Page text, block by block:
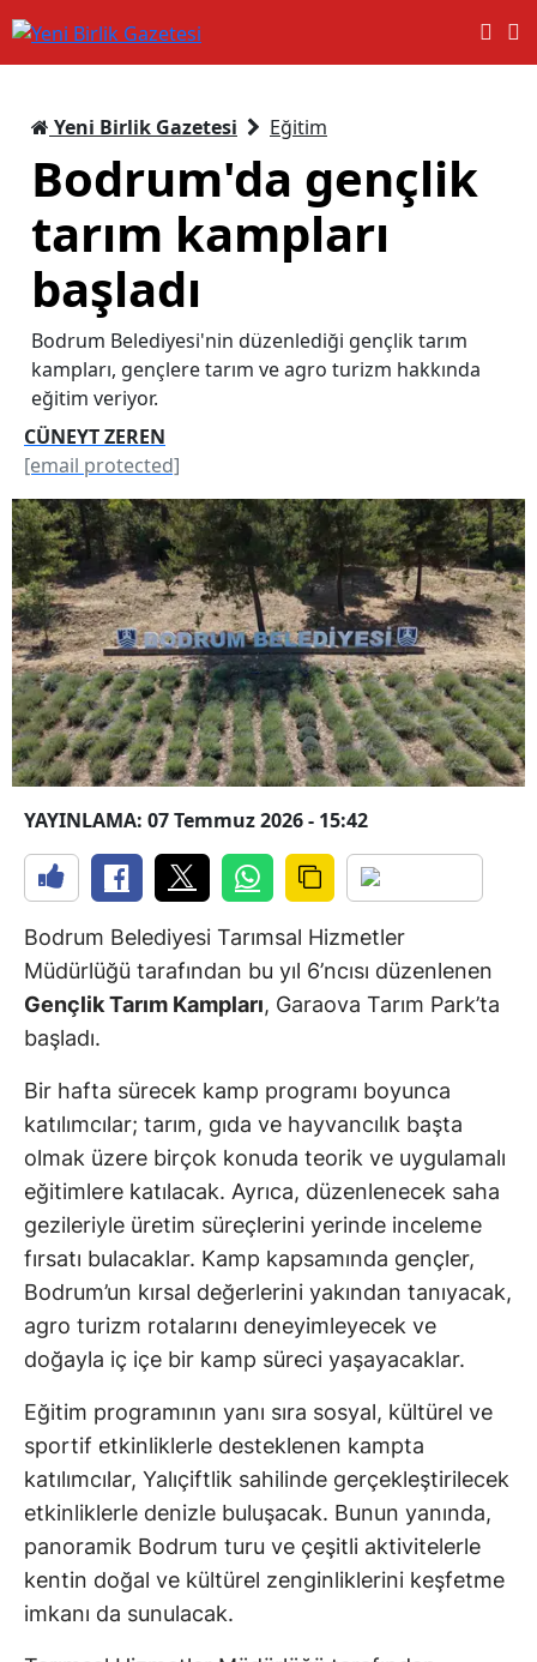
Yeni Birlik Gazetesi Eğitim
Bodrum'da gençlik
tarım kampları
başladı
Bodrum Belediyesi'nin düzenlediği gençlik tarım
kampları, gençlere tarım ve agro turizm hakkında
eğitim veriyor.
CÜNEYT ZEREN
[email protected]
YAYINLAMA: 07 Temmuz 2026 - 15:42
Bodrum Belediyesi Tarımsal Hizmetler
Müdürlüğü tarafından bu yıl 6’ncısı düzenlenen
Gençlik Tarım Kampları, Garaova Tarım Park’ta
başladı.
Bir hafta sürecek kamp programı boyunca
katılımcılar; tarım, gıda ve hayvancılık başta
olmak üzere birçok konuda teorik ve uygulamalı
eğitimlere katılacak. Ayrıca, düzenlenecek saha
gezileriyle üretim süreçlerini yerinde inceleme
fırsatı bulacaklar. Kamp kapsamında gençler,
Bodrum’un kırsal değerlerini yakından tanıyacak,
agro turizm rotalarını deneyimleyecek ve
doğayla iç içe bir kamp süreci yaşayacaklar.
Eğitim programının yanı sıra sosyal, kültürel ve
sportif etkinliklerle desteklenen kampta
katılımcılar, Yalıçiftlik sahilinde gerçekleştirilecek
etkinliklerle denizle buluşacak. Bunun yanında,
panoramik Bodrum turu ve çeşitli aktivitelerle
kentin doğal ve kültürel zenginliklerini keşfetme
imkanı da sunulacak.